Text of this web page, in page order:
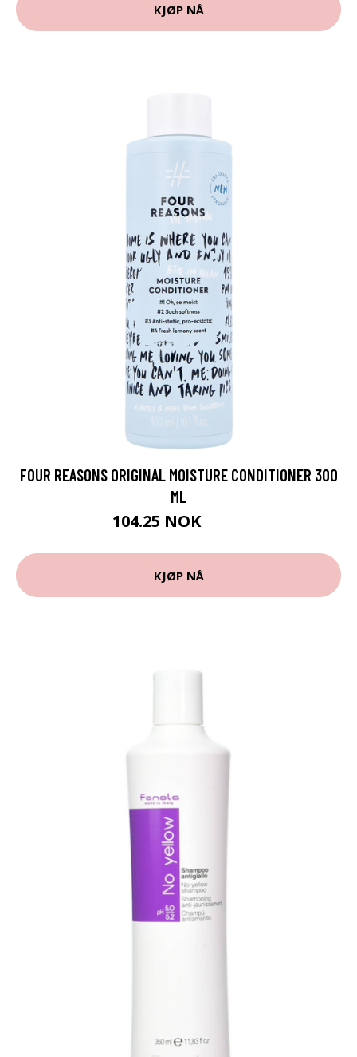
KJØP NÅ
FOUR REASONS ORIGINAL MOISTURE CONDITIONER 300
ML
104.25 NOK
KJØP NÅ